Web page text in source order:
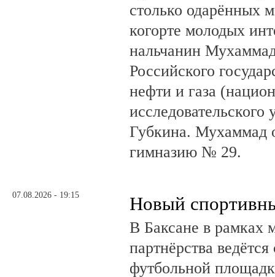
столько одарённых
когорте молодых
нальчанин
Российского
нефти и газа
Губкина. Мухаммад
гимназию № 29.
07.08.2026 - 19:15 Новый
В Баксане в рамках
партнёрства
футбольной